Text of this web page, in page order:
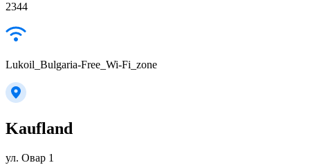
2344
Lukoil_Bulgaria-Free_Wi-Fi_zone
Kaufland
ул. Овар 1